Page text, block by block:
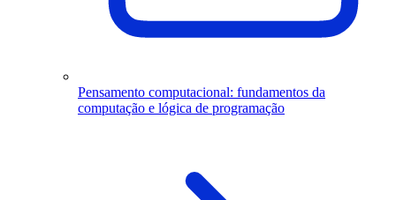
Pensamento computacional: fundamentos da
computação e lógica de programação